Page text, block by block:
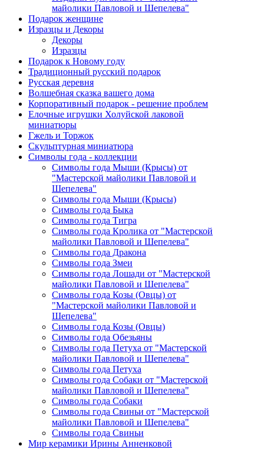
майолики Павловой и Шепелева"
Подарок женщине
Изразцы и Декоры
Декоры
Изразцы
Подарок к Новому году
Традиционный русский подарок
Русская деревня
Волшебная сказка вашего дома
Корпоративный подарок - решение проблем
Елочные игрушки Холуйской лаковой
миниатюры
Гжель и Торжок
Скульптурная миниатюра
Символы года - коллекции
Символы года Мыши (Крысы) от
"Мастерской майолики Павловой и
Шепелева"
Символы года Мыши (Крысы)
Символы года Быка
Символы года Тигра
Символы года Кролика от "Мастерской
майолики Павловой и Шепелева"
Символы года Дракона
Символы года Змеи
Символы года Лошади от "Мастерской
майолики Павловой и Шепелева"
Символы года Козы (Овцы) от
"Мастерской майолики Павловой и
Шепелева"
Символы года Козы (Овцы)
Символы года Обезьяны
Символы года Петуха от "Мастерской
майолики Павловой и Шепелева"
Символы года Петуха
Символы года Собаки от "Мастерской
майолики Павловой и Шепелева"
Символы года Собаки
Символы года Свиньи от "Мастерской
майолики Павловой и Шепелева"
Символы года Свиньи
Мир керамики Ирины Анненковой